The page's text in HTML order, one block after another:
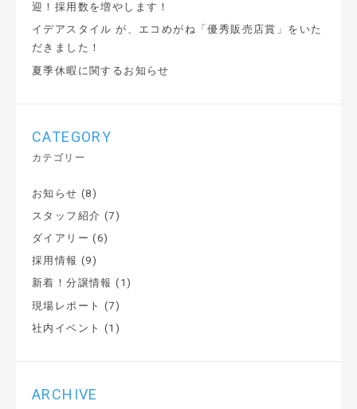
迎！採用数を増やします！
イデアスタイル が、エコめがね「優秀販売店賞」をいた
だきました！
夏季休暇に関するお知らせ
CATEGORY
カテゴリー
お知らせ (8)
スタッフ紹介 (7)
ダイアリー (6)
採用情報 (9)
新着！分譲情報 (1)
現場レポート (7)
社内イベント (1)
ARCHIVE